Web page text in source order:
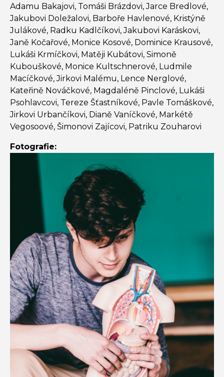
Adamu Bakajovi, Tomáši Brázdovi, Jarce Bredlové,
Jakubovi Doležalovi, Barboře Havlenové, Kristýně
Julákové, Radku Kadlčíkovi, Jakubovi Karáskovi,
Janě Kočařové, Monice Kosové, Dominice Krausové,
Lukáši Krmíčkovi, Matěji Kubátovi, Simoně
Kubouškové, Monice Kultschnerové, Ludmile
Macíčkové, Jirkovi Malému, Lence Nerglové,
Kateřině Nováčkové, Magdaléně Pinclové, Lukáši
Psohlavcovi, Tereze Šťastníkové, Pavle Tomáškové,
Jirkovi Urbančíkovi, Dianě Vaníčkové, Markétě
Vegosoové, Šimonovi Zajícovi, Patriku Zouharovi
Fotografie: